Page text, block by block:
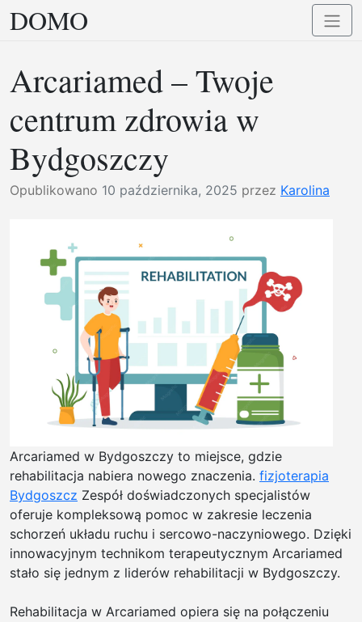
Przejdź
do
DOMO
Arcariamed – Twoje
centrum zdrowia w
Bydgoszczy
Opublikowano 10 października, 2025 przez Karolina
Arcariamed w Bydgoszczy to miejsce, gdzie
rehabilitacja nabiera nowego znaczenia. fizjoterapia
Bydgoszcz Zespół doświadczonych specjalistów
oferuje kompleksową pomoc w zakresie leczenia
schorzeń układu ruchu i sercowo-naczyniowego. Dzięki
innowacyjnym technikom terapeutycznym Arcariamed
stało się jednym z liderów rehabilitacji w Bydgoszczy.
Rehabilitacja w Arcariamed opiera się na połączeniu